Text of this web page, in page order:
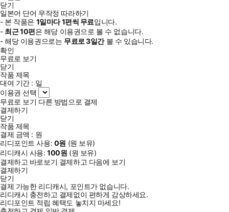
닫기
일본어 단어 무작정 따라하기
- 본 작품은 1일마다1편씩 무료입니다.
- 최근10편은 해당 이용권으로 볼 수 없습니다.
- 해당 이용권으로는 무료로3일간볼 수 있습니다.
확인
무료로 보기
닫기
작품 제목
대여 기간 : 일
이용권 선택
무료로 보기 다른 방법으로 결제
결제하기
닫기
작품 제목
결제 금액 : 원
리디포인트 사용: 0원 (원 보유)
리디캐시 사용:100원 (원 보유)
결제하고 바로보기 결제하고 다음에 보기
결제하기
닫기
결제 가능한 리디캐시, 포인트가 없습니다.
리디캐시 충전하고 결제없이 편하게 감상하세요.
리디포인트 적립 혜택도 놓치지 마세요!